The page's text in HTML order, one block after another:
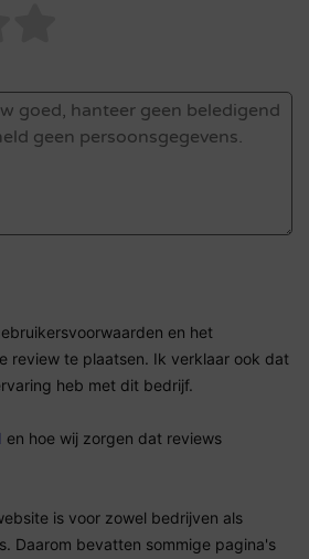
en het
review te plaatsen. Ik verklaar ook dat
heb met dit bedrijf.
en hoe wij zorgen dat reviews
is voor zowel bedrijven als
Daarom bevatten sommige pagina's